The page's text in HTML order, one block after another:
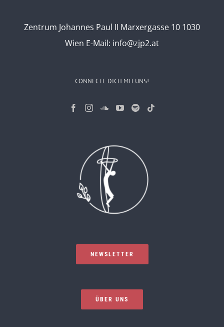
Zentrum Johannes Paul II Marxergasse 10 1030
Wien E-Mail: info@zjp2.at
CONNECTE DICH MIT UNS!
NEWSLETTER
ÜBER UNS